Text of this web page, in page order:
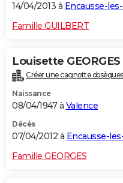
14/04/2013 à Encausse-
Famille GUILBERT
Louisette GEORGES
Créer une cagnotte obsèques
Naissance
08/04/1947 à Valence
Décès
07/04/2012 à Encausse-
Famille GEORGES